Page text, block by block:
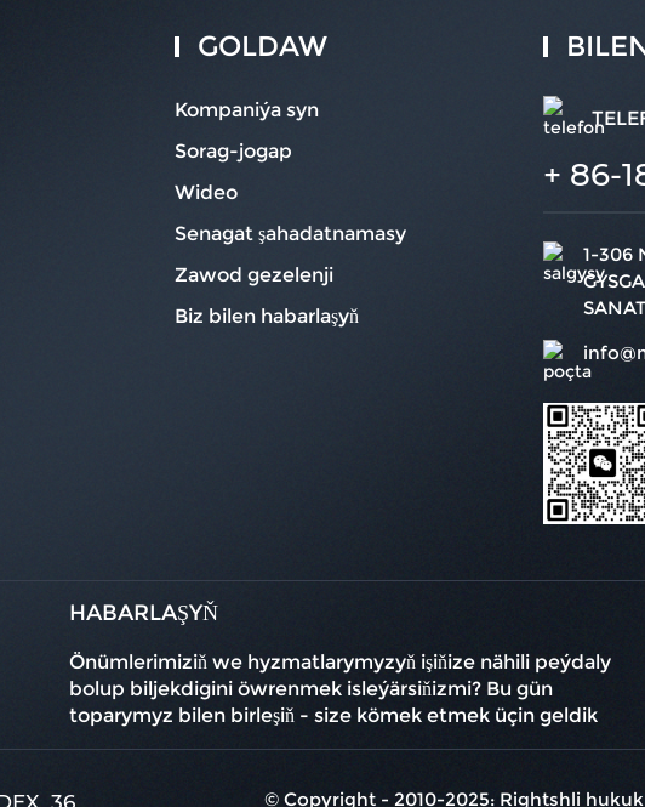
GOLDAW
Kompaniýa syn
Sorag-jogap
Wideo
Senagat şahadatnamasy
Zawod gezelenji
Biz bilen habarlaşyň
+ 86-
1-306
HABARLAŞYŇ
Önümlerimiziň we hyzmatlarymyzyň işiňize nähili peýdaly
bolup biljekdigini öwrenmek isleýärsiňizmi? Bu gün
toparymyz bilen birleşiň - size kömek etmek üçin geldik
© Copyright - 2010-2025: Rightshli